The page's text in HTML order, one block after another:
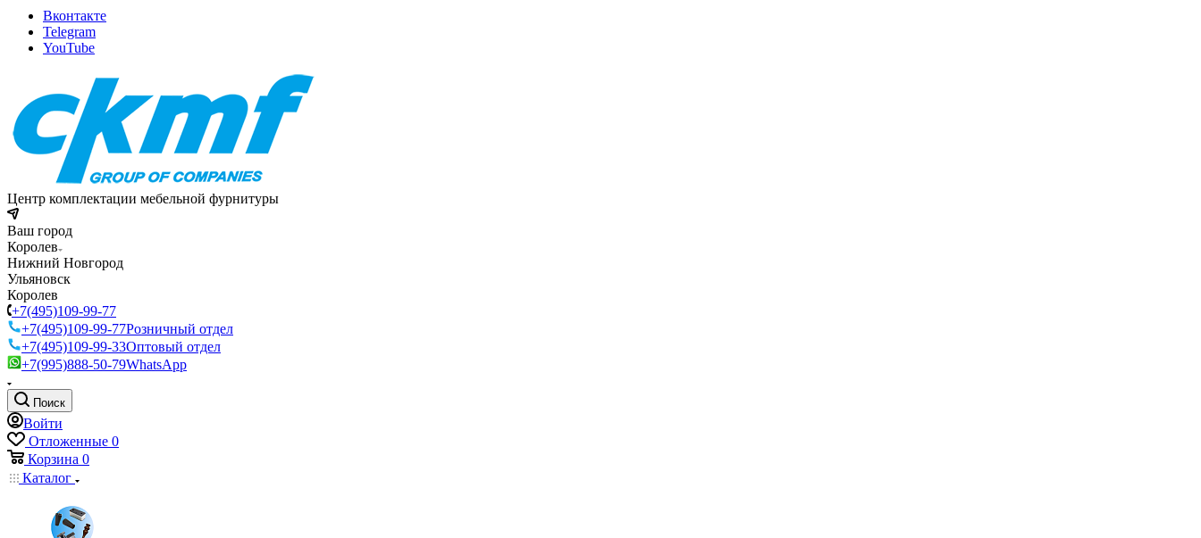
Вконтакте
Telegram
YouTube
Центр комплектации мебельной фурнитуры
Ваш город
Королев
Нижний Новгород
Ульяновск
Королев
+7(495)109-99-77
+7(495)109-99-77Розничный отдел
+7(495)109-99-33Оптовый отдел
+7(995)888-50-79WhatsApp
Поиск
Войти
Отложенные 0
Корзина 0
Каталог